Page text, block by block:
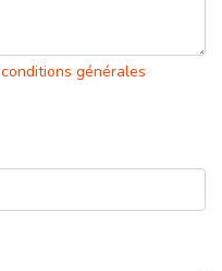
conditions générales